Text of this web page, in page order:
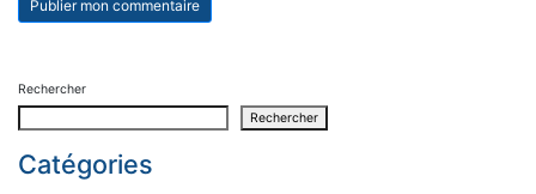
Rechercher
Rechercher
Catégories